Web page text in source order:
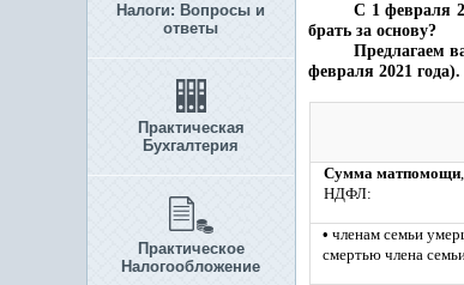
Налоги: Вопросы и
ответы
Практическая
Бухгалтерия
Практическое
Налогообложение
С 1 февраля
брать за основу?
Предлагаем
февраля 2021 года).
Сумма матпомощи
НДФЛ:
• членам семьи
смертью члена